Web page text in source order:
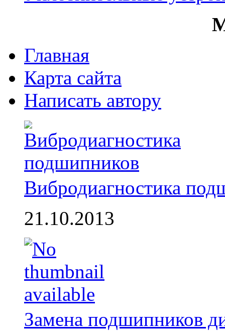
Главная
Карта сайта
Написать автору
Вибродиагностика
21.10.2013
Замена подшипников